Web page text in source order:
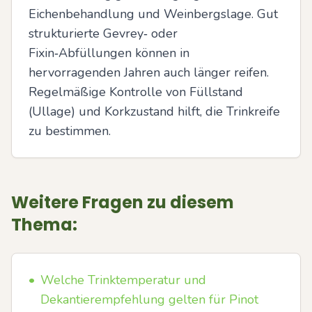
Eichenbehandlung und Weinbergslage. Gut
strukturierte Gevrey‑ oder
Fixin‑Abfüllungen können in
hervorragenden Jahren auch länger reifen.
Regelmäßige Kontrolle von Füllstand
(Ullage) und Korkzustand hilft, die Trinkreife
zu bestimmen.
Weitere Fragen zu diesem
Thema:
• Welche Trinktemperatur und
Dekantierempfehlung gelten für Pinot